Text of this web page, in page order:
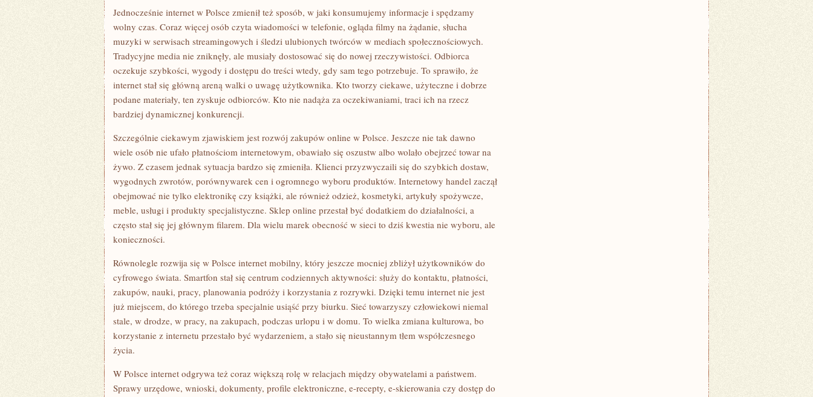
Jednocześnie internet w Polsce zmienił też sposób, w jaki konsumujemy informacje i spędzamy
wolny czas. Coraz więcej osób czyta wiadomości w telefonie, ogląda filmy na żądanie, słucha
muzyki w serwisach streamingowych i śledzi ulubionych twórców w mediach społecznościowych.
Tradycyjne media nie zniknęły, ale musiały dostosować się do nowej rzeczywistości. Odbiorca
oczekuje szybkości, wygody i dostępu do treści wtedy, gdy sam tego potrzebuje. To sprawiło, że
internet stał się główną areną walki o uwagę użytkownika. Kto tworzy ciekawe, użyteczne i dobrze
podane materiały, ten zyskuje odbiorców. Kto nie nadąża za oczekiwaniami, traci ich na rzecz
bardziej dynamicznej konkurencji.
Szczególnie ciekawym zjawiskiem jest rozwój zakupów online w Polsce. Jeszcze nie tak dawno
wiele osób nie ufało płatnościom internetowym, obawiało się oszustw albo wolało obejrzeć towar na
żywo. Z czasem jednak sytuacja bardzo się zmieniła. Klienci przyzwyczaili się do szybkich dostaw,
wygodnych zwrotów, porównywarek cen i ogromnego wyboru produktów. Internetowy handel zaczął
obejmować nie tylko elektronikę czy książki, ale również odzież, kosmetyki, artykuły spożywcze,
meble, usługi i produkty specjalistyczne. Sklep online przestał być dodatkiem do działalności, a
często stał się jej głównym filarem. Dla wielu marek obecność w sieci to dziś kwestia nie wyboru, ale
konieczności.
Równolegle rozwija się w Polsce internet mobilny, który jeszcze mocniej zbliżył użytkowników do
cyfrowego świata. Smartfon stał się centrum codziennych aktywności: służy do kontaktu, płatności,
zakupów, nauki, pracy, planowania podróży i korzystania z rozrywki. Dzięki temu internet nie jest
już miejscem, do którego trzeba specjalnie usiąść przy biurku. Sieć towarzyszy człowiekowi niemal
stale, w drodze, w pracy, na zakupach, podczas urlopu i w domu. To wielka zmiana kulturowa, bo
korzystanie z internetu przestało być wydarzeniem, a stało się nieustannym tłem współczesnego
życia.
W Polsce internet odgrywa też coraz większą rolę w relacjach między obywatelami a państwem.
Sprawy urzędowe, wnioski, dokumenty, profile elektroniczne, e-recepty, e-skierowania czy dostęp do